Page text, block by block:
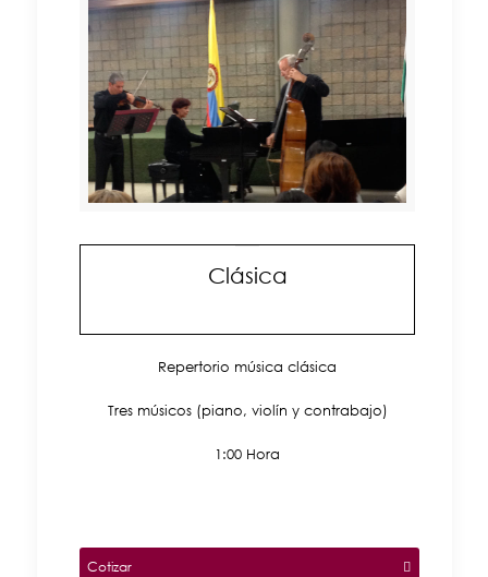
Clásica
Repertorio música clásica
Tres músicos (piano, violín y contrabajo)
1:00 Hora
Cotizar